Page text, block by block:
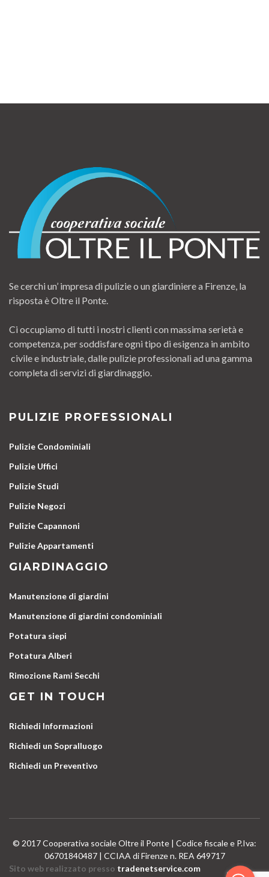
Se cerchi un’ impresa di pulizie o un giardiniere a Firenze, la
risposta è Oltre il Ponte.
Ci occupiamo di tutti i nostri clienti con massima serietà e
competenza, per soddisfare ogni tipo di esigenza in ambito
civile e industriale, dalle pulizie professionali ad una gamma
completa di servizi di giardinaggio.
PULIZIE PROFESSIONALI
Pulizie Condominiali
Pulizie Uffici
Pulizie Studi
Pulizie Negozi
Pulizie Capannoni
Pulizie Appartamenti
GIARDINAGGIO
Manutenzione di giardini
Manutenzione di giardini condominiali
Potatura siepi
Potatura Alberi
Rimozione Rami Secchi
GET IN TOUCH
Richiedi Informazioni
Richiedi un Sopralluogo
Richiedi un Preventivo
© 2017 Cooperativa sociale Oltre il Ponte | Codice fiscale e P.Iva:
06701840487 | CCIAA di Firenze n. REA 649717
Sito web realizzato presso tradenetservice.com